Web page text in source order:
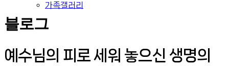
가족갤러리
블로그
예수님의 피로 세워 놓으신 생명의